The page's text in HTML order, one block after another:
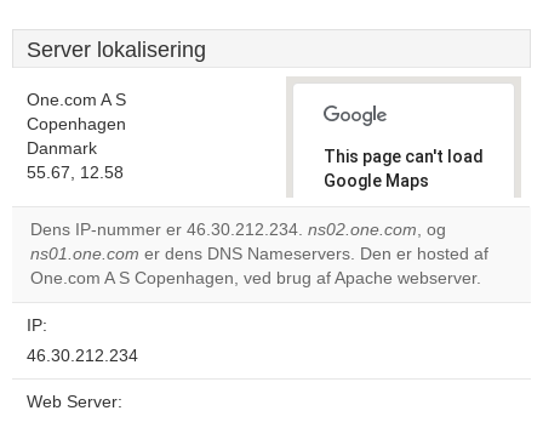
Server lokalisering
One.com A S
Copenhagen
Danmark
55.67, 12.58
This page can't load
Google Maps
correctly.
Do you
own this
OK
Dens IP-nummer er 46.30.212.234. ns02.one.com, og
ns01.one.com er dens DNS Nameservers. Den er hosted af
One.com A S Copenhagen, ved brug af Apache webserver.
IP:
46.30.212.234
Web Server: